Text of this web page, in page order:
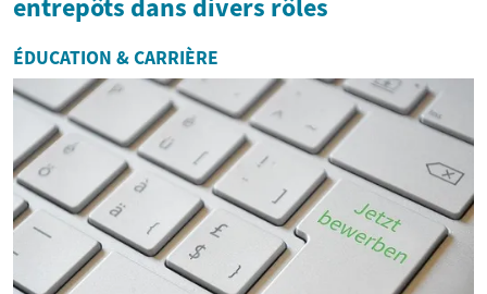
entrepôts dans divers rôles
ÉDUCATION & CARRIÈRE